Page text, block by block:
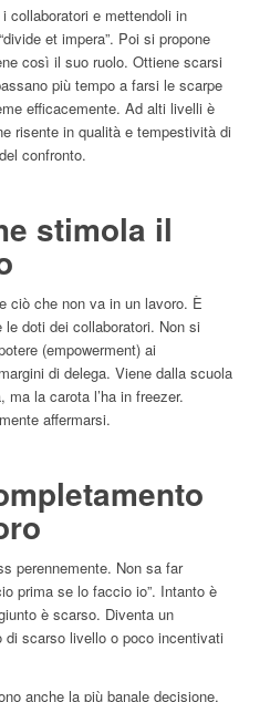
collaboratori e mettendoli in
et impera”. Poi si propone
così il suo ruolo. Ottiene scarsi
più tempo a farsi le scarpe
efficacemente. Ad alti livelli è
risente in qualità e tempestività di
confronto.
stimola il
ciò che non va in un lavoro. È
doti dei collaboratori. Non si
(empowerment) ai
di delega. Viene dalla scuola
la carota l’ha in freezer.
affermarsi.
perennemente. Non sa far
prima se lo faccio io”. Intanto è
è scarso. Diventa un
scarso livello o poco incentivati
anche la più banale decisione,